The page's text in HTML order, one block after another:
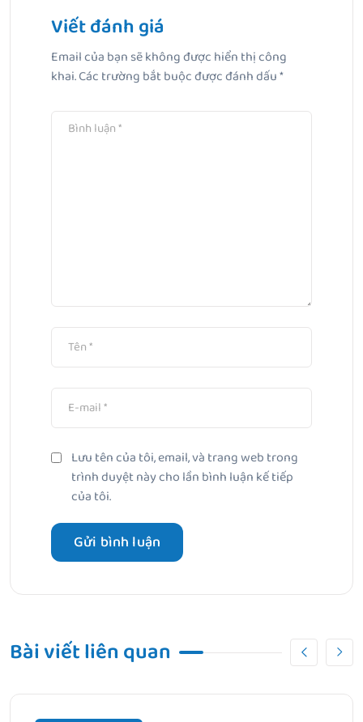
Bài Tiếp Theo
Nhiệt độ bình thường của trẻ sơ sinh bao nhiêu là chuẩn
Viết đánh giá
Email của bạn sẽ không được hiển thị công
khai.Các trường bắt buộc được đánh dấu*
Lưu tên của tôi, email, và trang web trong
trình duyệt này cho lần bình luận kế tiếp
của tôi.
Bài viết liên quan